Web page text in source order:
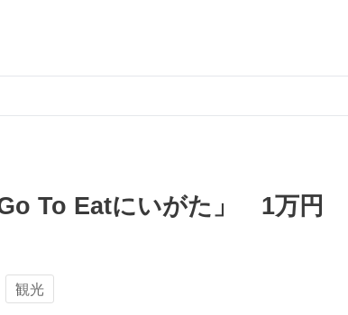
Go To Eatにいがた」 1万円
観光